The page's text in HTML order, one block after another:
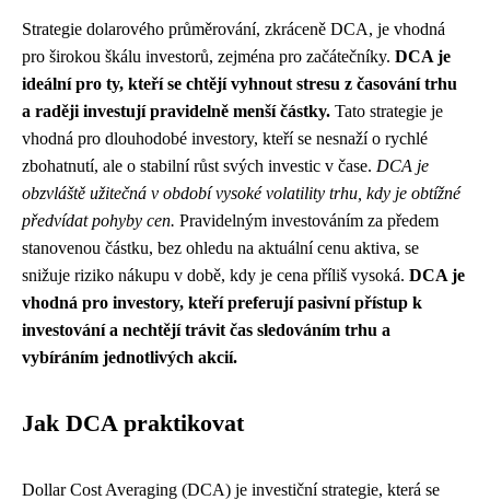
Strategie dolarového průměrování, zkráceně DCA, je vhodná
pro širokou škálu investorů, zejména pro začátečníky. DCA je
ideální pro ty, kteří se chtějí vyhnout stresu z časování trhu
a raději investují pravidelně menší částky. Tato strategie je
vhodná pro dlouhodobé investory, kteří se nesnaží o rychlé
zbohatnutí, ale o stabilní růst svých investic v čase. DCA je
obzvláště užitečná v období vysoké volatility trhu, kdy je obtížné
předvídat pohyby cen. Pravidelným investováním za předem
stanovenou částku, bez ohledu na aktuální cenu aktiva, se
snižuje riziko nákupu v době, kdy je cena příliš vysoká. DCA je
vhodná pro investory, kteří preferují pasivní přístup k
investování a nechtějí trávit čas sledováním trhu a
vybíráním jednotlivých akcií.
Jak DCA praktikovat
Dollar Cost Averaging (DCA) je investiční strategie, která se